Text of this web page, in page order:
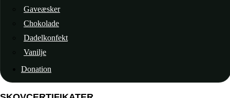
Gaveæsker
Chokolade
Dadelkonfekt
Vanilje
Donation